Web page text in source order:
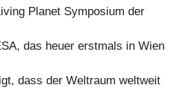
Planet Symposium der
das heuer erstmals in Wien
dass der Weltraum weltweit